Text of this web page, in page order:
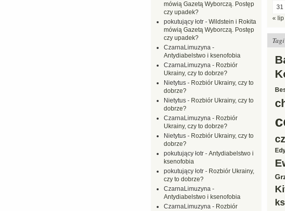
31
« lip
Tagi
mówią Gazetą Wyborczą. Postęp
czy upadek?
pokutujący łotr - Wildstein i Rokita
mówią Gazetą Wyborczą. Postęp
czy upadek?
CzarnaLimuzyna -
Antydiabelstwo i ksenofobia
CzarnaLimuzyna - Rozbiór
Ukrainy, czy to dobrze?
Nietytus - Rozbiór Ukrainy, czy to
dobrze?
Nietytus - Rozbiór Ukrainy, czy to
dobrze?
CzarnaLimuzyna - Rozbiór
Ukrainy, czy to dobrze?
Nietytus - Rozbiór Ukrainy, czy to
dobrze?
pokutujący łotr - Antydiabelstwo i
ksenofobia
pokutujący łotr - Rozbiór Ukrainy,
czy to dobrze?
CzarnaLimuzyna -
Antydiabelstwo i ksenofobia
CzarnaLimuzyna - Rozbiór